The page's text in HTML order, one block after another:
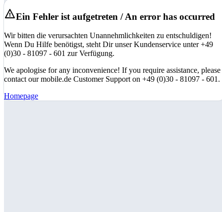
Ein Fehler ist aufgetreten / An error has occurred
Wir bitten die verursachten Unannehmlichkeiten zu entschuldigen!
Wenn Du Hilfe benötigst, steht Dir unser Kundenservice unter +49
(0)30 - 81097 - 601 zur Verfügung.
We apologise for any inconvenience! If you require assistance, please
contact our mobile.de Customer Support on +49 (0)30 - 81097 - 601.
Homepage